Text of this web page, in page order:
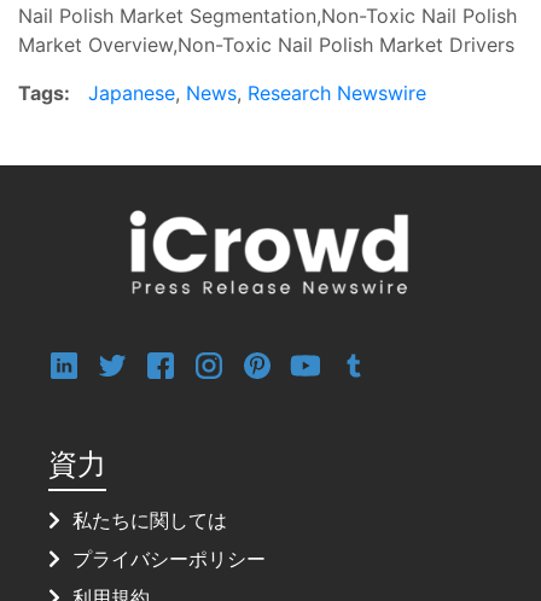
Nail Polish Market Segmentation,Non-Toxic Nail Polish
Market Overview,Non-Toxic Nail Polish Market Drivers
Tags:
Japanese, News, Research Newswire
資力
私たちに関しては
プライバシーポリシー